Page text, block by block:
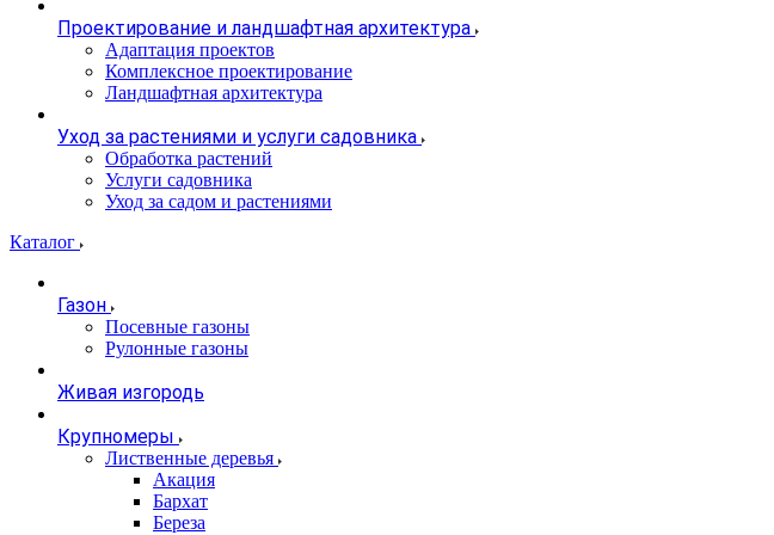
Проектирование и ландшафтная архитектура
Адаптация проектов
Комплексное проектирование
Ландшафтная архитектура
Уход за растениями и услуги садовника
Обработка растений
Услуги садовника
Уход за садом и растениями
Каталог
Газон
Посевные газоны
Рулонные газоны
Живая изгородь
Крупномеры
Лиственные деревья
Акация
Бархат
Береза